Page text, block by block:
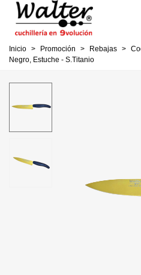
Inicio > Promoción > Rebajas >
Negro, Estuche - S.Titanio